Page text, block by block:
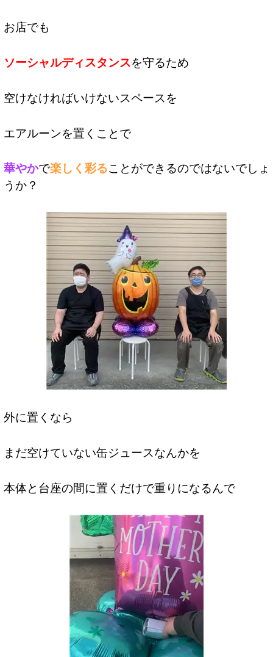
お店でも
ソーシャルディスタンスを守るため
空けなければいけないスペースを
エアルーンを置くことで
華やかで楽しく彩ることができるのではないでしょ
うか？
外に置くなら
まだ空けていない缶ジュースなんかを
本体と台座の間に置くだけで重りになるんで